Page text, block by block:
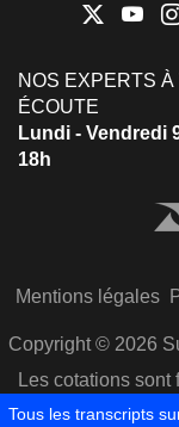
NOS EXPERTS À
ÉCOUTE
Lundi - Vendredi
18h
Mentions légales
Copyright © 2026
Les cotations sont
Tous les transcripts